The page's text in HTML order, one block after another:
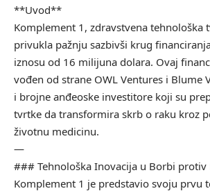
**Uvod**
Komplement 1, zdravstvena tehnološka
privukla pažnju sazbivši krug
iznosu od 16 milijuna dolara. Ovaj
vođen od strane OWL Ventures i Blume
i brojne anđeoske investitore koji su
tvrtke da transformira skrb o raku kroz
životnu medicinu.
—
### Tehnološka Inovacija u Borbi protiv
Komplement 1 je predstavio svoju prvu